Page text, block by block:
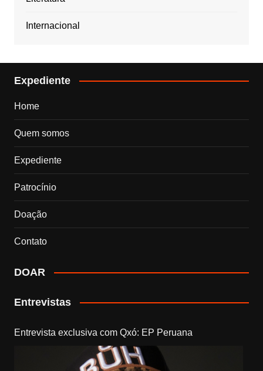
Internacional
Expediente
Home
Quem somos
Expediente
Patrocínio
Doação
Contato
DOAR
Entrevistas
Entrevista exclusiva com Qxó: EP Peruana